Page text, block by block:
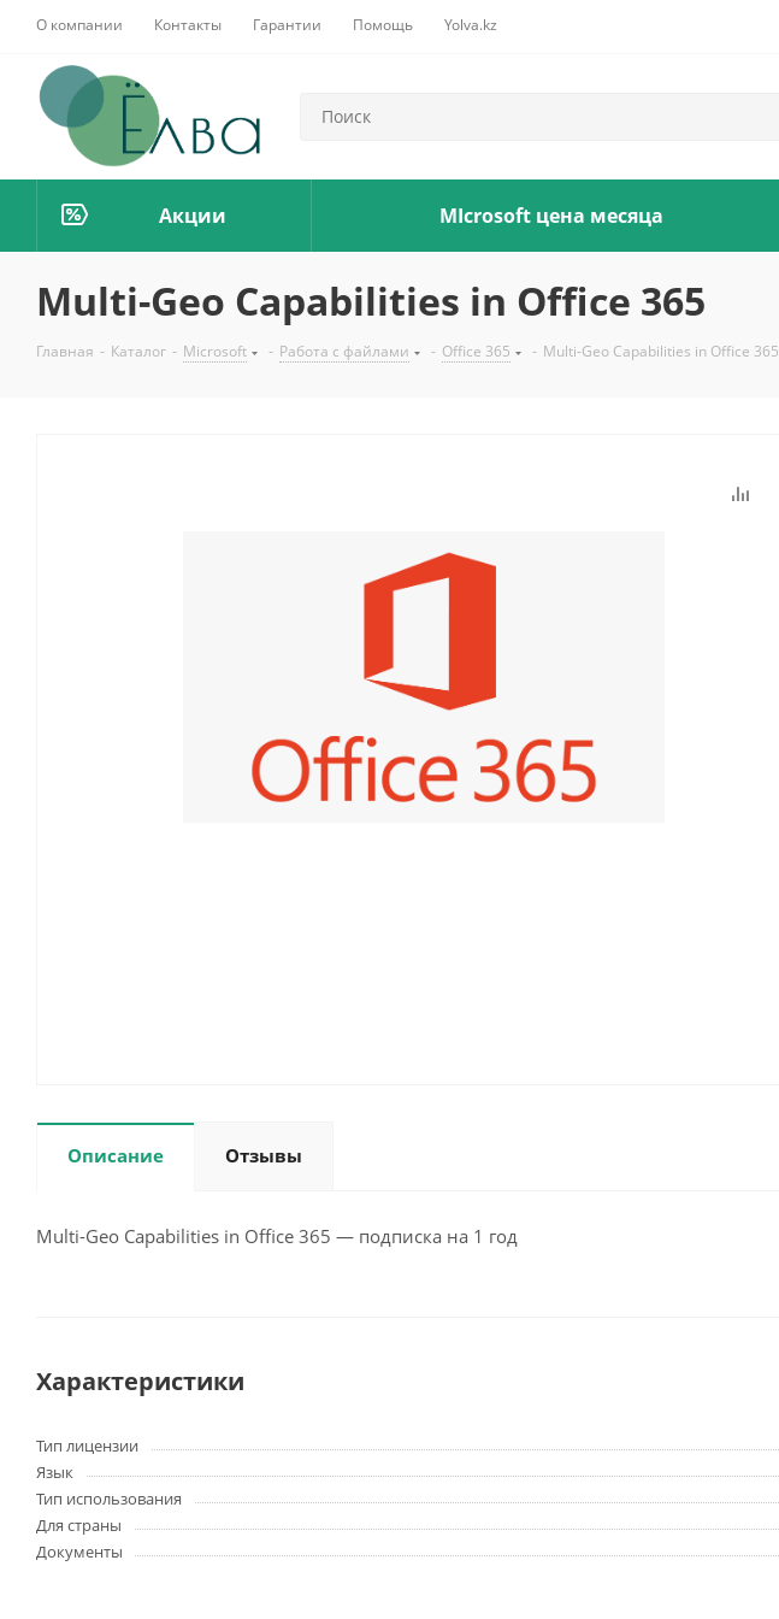
О компании Контакты Гарантии Помощь Yolva.kz
Акции MIcrosoft цена месяца
Multi-Geo Capabilities in Office 365
Главная - Каталог - Microsoft - Работа с файлами - Office 365 - Multi-Geo Capabilities in Office 365
Описание Отзывы
Multi-Geo Capabilities in Office 365 — подписка на 1 год
Характеристики
Тип лицензии
Язык
Тип использования
Для страны
Документы